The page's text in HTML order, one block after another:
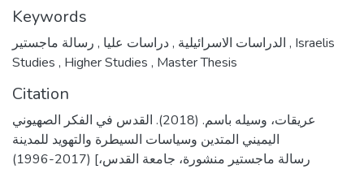
Keywords
الدراسات الاسرائيلية ,دراسات عليا , , Israelis
Studies , Higher Studies , Master Thesis
Citation
عريقات، وسيله باسم. (2018). القدس في الفكر الصهيوني
اليميني المتدين وسياسات السيطرة والتهويد للمدينة
(1996-2017) [رسالة ماجستير منشورة، جامعة القدس،